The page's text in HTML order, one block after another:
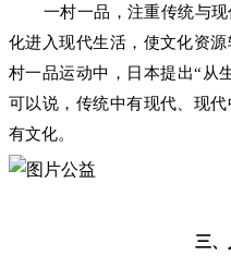
一村一品，注重传统与
化进入现代生活，使文化资
村一品运动中，日本提出“从
可以说，传统中有现代、现
有文化。
三